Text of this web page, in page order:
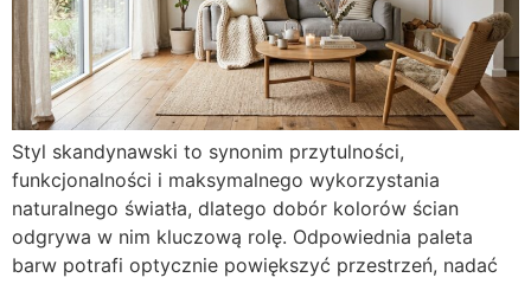
Styl skandynawski to synonim przytulności,
funkcjonalności i maksymalnego wykorzystania
naturalnego światła, dlatego dobór kolorów ścian
odgrywa w nim kluczową rolę. Odpowiednia paleta
barw potrafi optycznie powiększyć przestrzeń, nadać